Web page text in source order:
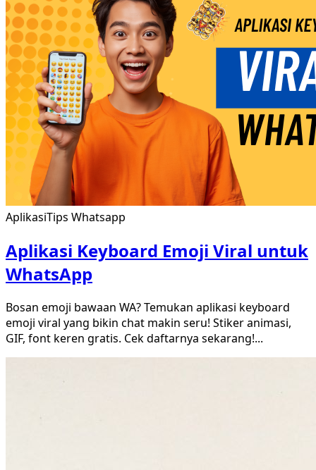
AplikasiTips Whatsapp
Aplikasi Keyboard Emoji Viral untuk
WhatsApp
Bosan emoji bawaan WA? Temukan aplikasi keyboard
emoji viral yang bikin chat makin seru! Stiker animasi,
GIF, font keren gratis. Cek daftarnya sekarang!...